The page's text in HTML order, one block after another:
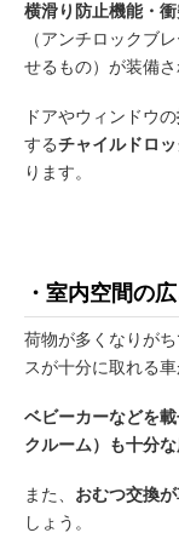
横滑り防止機能・
（アンチロックブ
せるもの）が装備さ
ドアやウィンドウの
するチャイルドロッ
ります。
・室内空間の広
荷物が多くなりが
スが十分に取れる車
ベビーカーなどを
クルーム）も十分
また、 おむつ交換
しょう。